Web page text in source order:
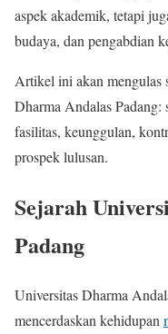
aspek akademik, tetapi
budaya, dan pengabdian
Artikel ini akan mengulas
Dharma Andalas Padang:
fasilitas, keunggulan,
prospek lulusan.
Sejarah
Padang
Universitas Dharma
mencerdaskan kehidupan